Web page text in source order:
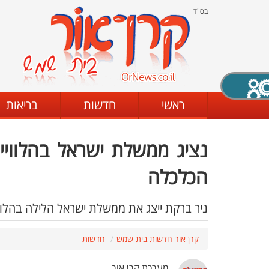
בס"ד
ראשי חדשות בריאות
נציג ממשלת ישראל
הכלכלה
ניר ברקת ייצג את ממשלת ישראל הלילה
קרן אור חדשות בית שמש חדשות
X סגירה
מצב שחור - לבן קביעת ניגודיות
גופן קריא הגדלת האתר